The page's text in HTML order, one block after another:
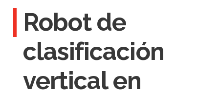
Robot de
clasificación
vertical en